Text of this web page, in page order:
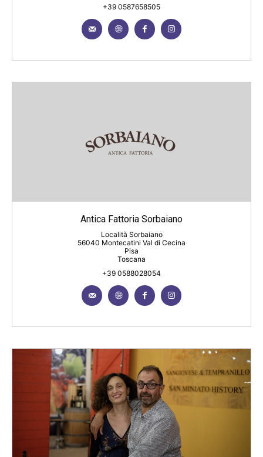
+39 0587658505
Antica Fattoria Sorbaiano
Località Sorbaiano
56040 Montecatini Val di Cecina
Pisa
Toscana
+39 0588028054